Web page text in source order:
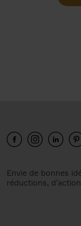
Envie de bonnes
réductions,